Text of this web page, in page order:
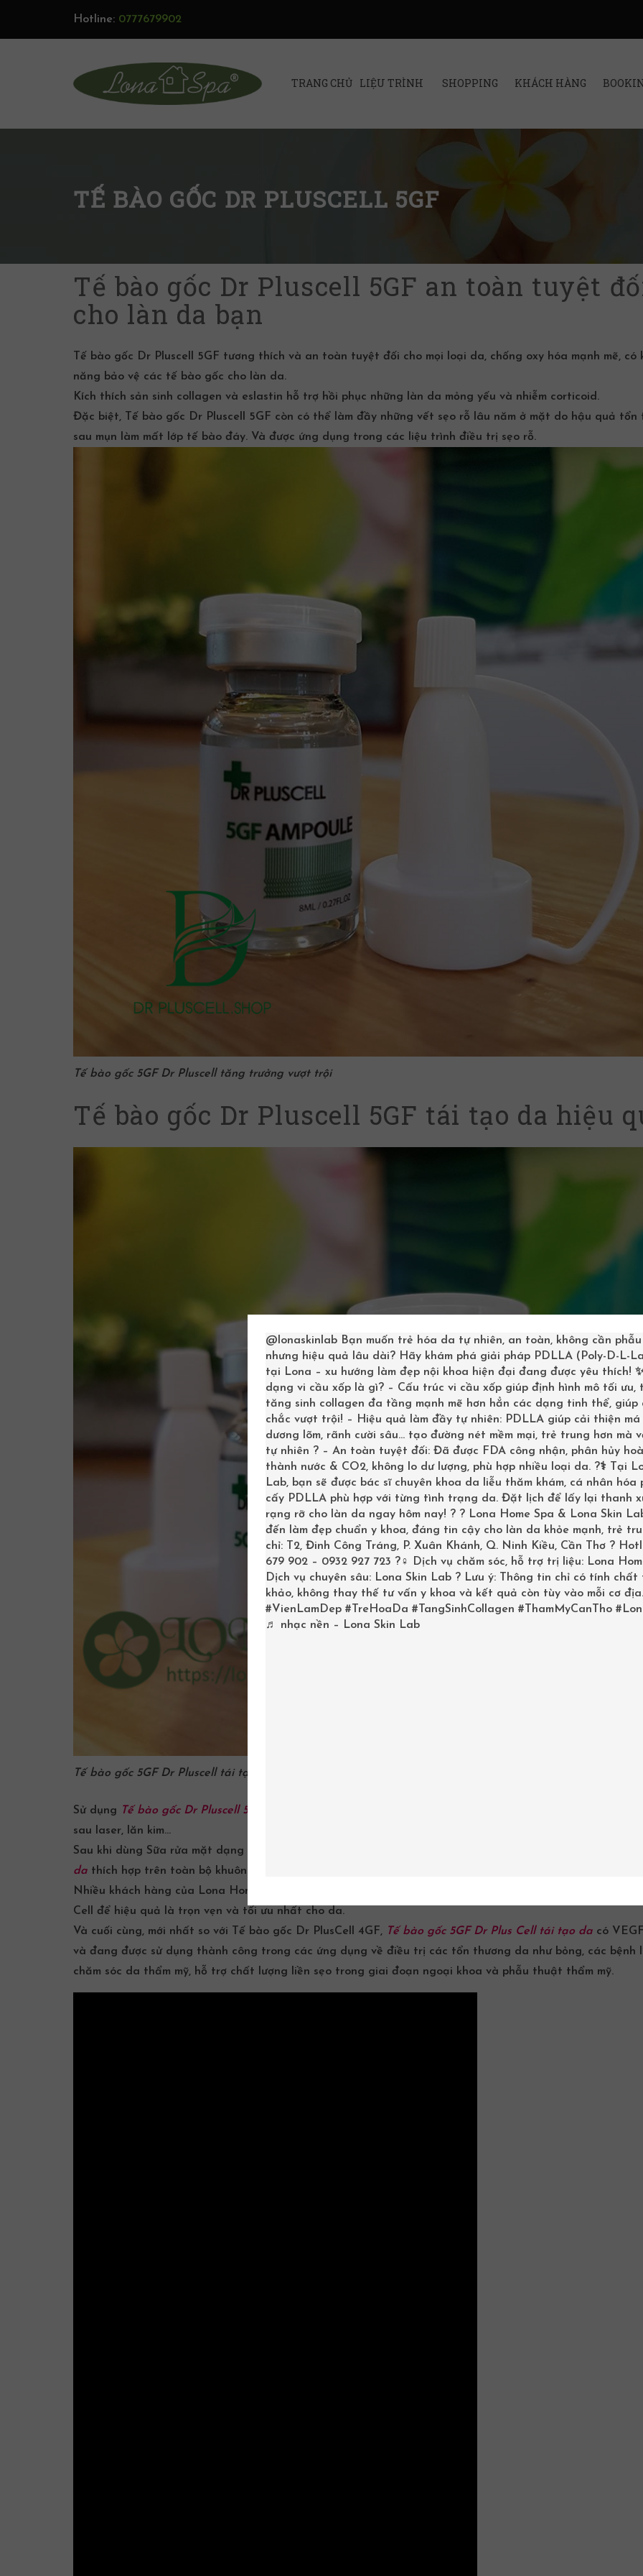
Hotline: 0777679902
TRANG CHỦ LIỆU TRÌNH SHOPPING KHÁCH HÀNG
TẾ BÀO GỐC DR PLUSCELL 5GF
Tế bào gốc Dr Pluscell 5GF an toàn tuyệt
cho làn da bạn
Tế bào gốc Dr Pluscell 5GF tương thích và an toàn tuyệt đối cho mọi loại da, chống oxy hóa mạnh mẽ, có
năng bảo vệ các tế bào gốc cho làn da.
Kích thích sản sinh collagen và eslastin hỗ trợ hồi phục những làn da mỏng yếu và nhiễm corticoid.
Đặc biệt, Tế bào gốc Dr Pluscell 5GF còn có thể làm đầy những vết sẹo rỗ lâu năm ở mặt do hậu quả tổn
sau mụn làm mất lớp tế bào đáy. Và được ứng dụng trong các liệu trình điều trị sẹo rỗ.
Tế bào gốc 5GF Dr Pluscell tăng trưởng vượt trội
Tế bào gốc Dr Pluscell 5GF tái tạo da hiệu
Tế bào gốc 5GF Dr Pluscell tái tạo da
Sử dụng Tế bào gốc Dr Pluscell 5GF
sau laser, lăn kim…
Sau khi dùng Sữa rửa mặt dạng bột
da thích hợp trên toàn bộ khuôn mặt vào mỗi sáng và tối , vỗ nhẹ để thẩm thấu tốt hơn cho da.
Nhiều khách hàng của Lona Home Spa cũng được sử dụng kết hợp sản phẩm này với trọn
Cell để hiệu quả là trọn vẹn và tối ưu nhất cho da.
Và cuối cùng, mới nhất so với Tế bào gốc Dr PlusCell 4GF, Tế bào gốc 5GF Dr Plus Cell tái tạo da có
và đang được sử dụng thành công trong các ứng dụng về điều trị các tổn thương da như bỏng, các bệnh
chăm sóc da thẩm mỹ, hỗ trợ chất lượng liền sẹo trong giai đoạn ngoại khoa và phẫu thuật thẩm mỹ.
@lonaskinlabBạn muốn trẻ hóa da tự nhiên, an toàn, không cần
nhưng hiệu quả lâu dài? Hãy khám phá giải pháp PDLLA (Poly-D-L-
tại Lona – xu hướng làm đẹp nội khoa hiện đại đang được yêu thích!
dạng vi cầu xốp là gì? – Cấu trúc vi cầu xốp giúp định hình mô tối ưu,
tăng sinh collagen đa tầng mạnh mẽ hơn hẳn các dạng tinh thể, giúp
chắc vượt trội! – Hiệu quả làm đầy tự nhiên: PDLLA giúp cải thiện má
dương lõm, rãnh cười sâu… tạo đường nét mềm mại, trẻ trung hơn mà
tự nhiên ? – An toàn tuyệt đối: Đã được FDA công nhận, phân hủy
thành nước & CO2, không lo dư lượng, phù hợp nhiều loại da. ?‍⚕️ Tại
Lab, bạn sẽ được bác sĩ chuyên khoa da liễu thăm khám, cá nhân hóa
cấy PDLLA phù hợp với từng tình trạng da. Đặt lịch để lấy lại thanh
rạng rỡ cho làn da ngay hôm nay! ? ? Lona Home Spa & Lona Skin
đến làm đẹp chuẩn y khoa, đáng tin cậy cho làn da khỏe mạnh, trẻ
chỉ: T2, Đinh Công Tráng, P. Xuân Khánh, Q. Ninh Kiều, Cần Thơ ?
679 902 – 0932 927 723 ?‍♀️ Dịch vụ chăm sóc, hỗ trợ trị liệu: Lona
Dịch vụ chuyên sâu: Lona Skin Lab ? Lưu ý: Thông tin chỉ có tính chất
khảo, không thay thế tư vấn y khoa và kết quả còn tùy vào mỗi cơ
#VienLamDep #TreHoaDa #TangSinhCollagen #ThamMyCanTho
♬ nhạc nền – Lona Skin Lab